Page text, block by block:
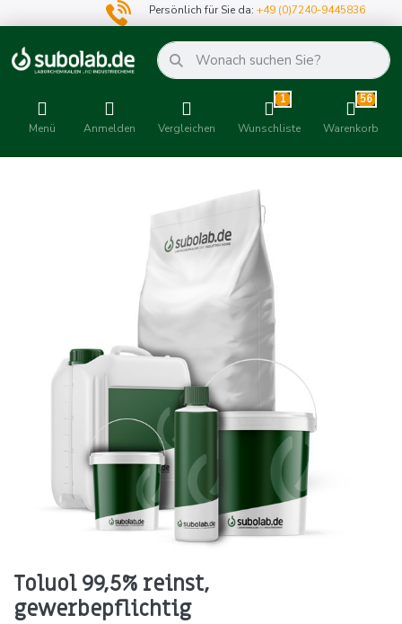
Persönlich für Sie da:+49 (0)7240-9445836
Menü Anmelden Vergleichen
1
Wunschliste
56
Warenkorb
Toluol 99,5% reinst,
gewerbepflichtig